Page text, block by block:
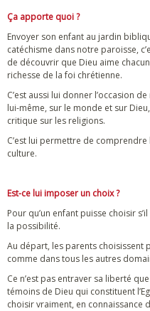
Ça apporte quoi ?
Envoyer son enfant au jardin
catéchisme dans notre paroisse,
de découvrir que Dieu aime
richesse de la foi chrétienne.
C’est aussi lui donner l’occasion
lui-même, sur le monde et sur
critique sur les religions.
C’est lui permettre de
culture.
Est-ce lui imposer un choix ?
Pour qu’un enfant puisse choisir
la possibilité.
Au départ, les parents choisissent
comme dans tous les autres
Ce n’est pas entraver sa liberté
témoins de Dieu qui constituent
choisir vraiment, en connaissance